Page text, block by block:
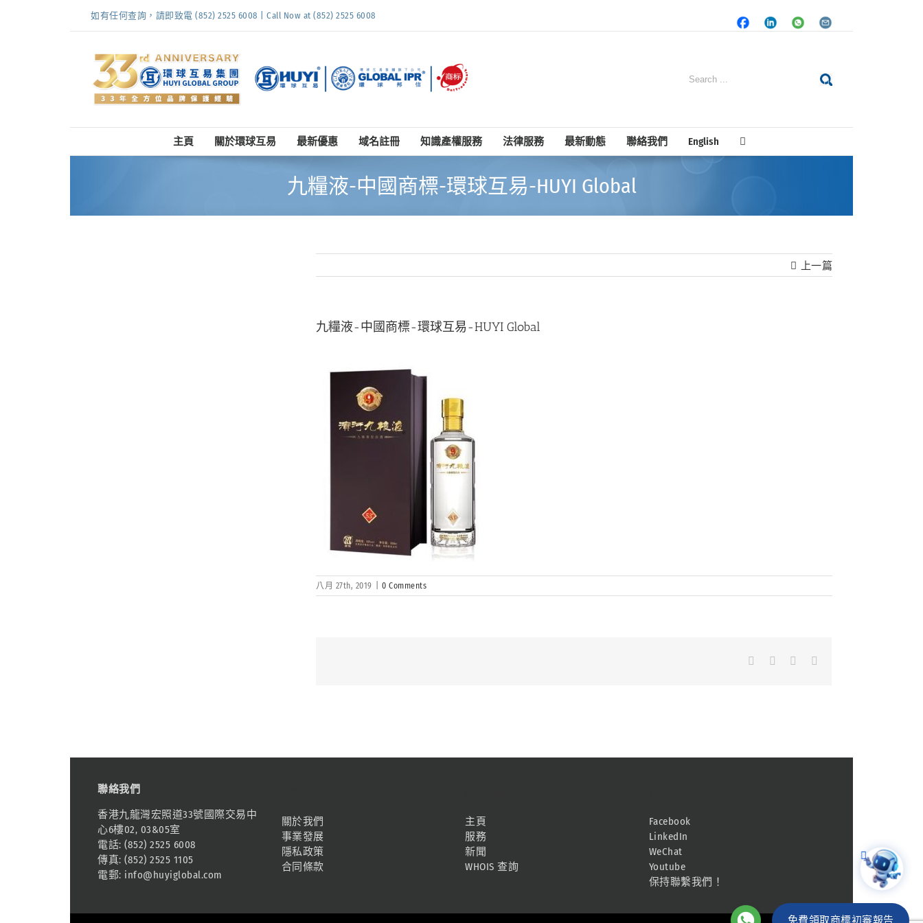
如有任何查詢，請即致電 (852) 2525 6008 | Call Now at (852) 2525 6008
FacebookLinkedInWhatsapp
Email
Search
主頁 關於環球互易 最新優惠 域名註冊 知識產權服務 法律服務 最新動態 聯絡我們 English
九糧液-中國商標-環球互易-HUYI Global
上一篇
九糧液-中國商標-環球互易-HUYI Global
八月 27th, 2019 0 Comments
FacebookLinkedInWhatsapp
聯絡我們
香港九龍灣宏照道33號國際交易中
心6樓02, 03&05室
電話: (852) 2525 6008
傳真: (852) 2525 1105
電郵: info@huyiglobal.com
關於我們
事業發展
隱私政策
合同條款
主頁
服務
新聞
WHOIS 查詢
Facebook
LinkedIn
WeChat
Youtube
保持聯繫我們！
免費領取商標初審報告